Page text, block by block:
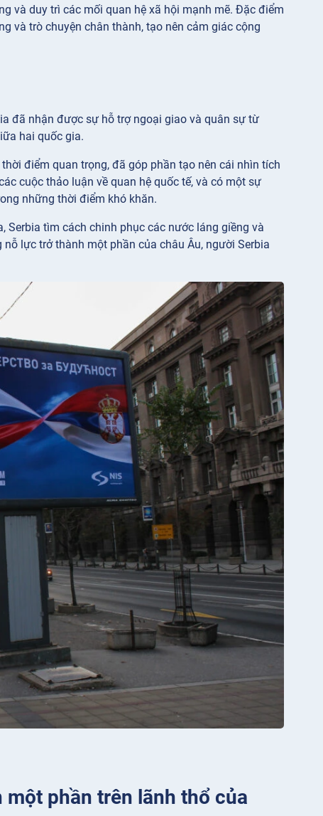
và duy trì các mối quan hệ xã hội mạnh mẽ. Đặc điểm
và trò chuyện chân thành, tạo nên cảm giác cộng
đã nhận được sự hỗ trợ ngoại giao và quân sự từ
hai quốc gia.
điểm quan trọng, đã góp phần tạo nên cái nhìn tích
cuộc thảo luận về quan hệ quốc tế, và có một sự
những thời điểm khó khăn.
tìm cách chinh phục các nước láng giềng và
lực trở thành một phần của châu Âu, người Serbia
phần trên lãnh thổ của